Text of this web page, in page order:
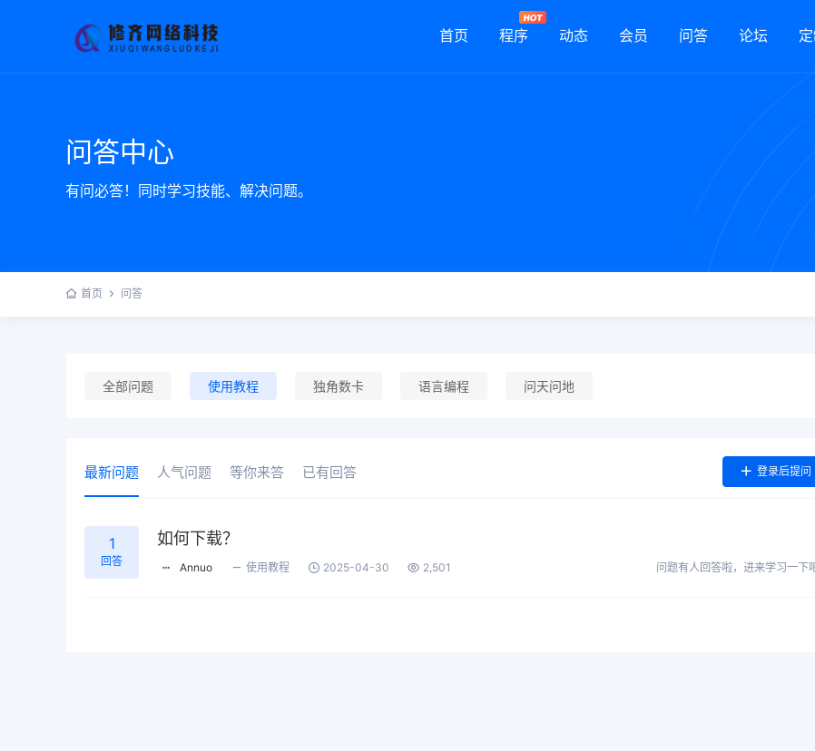
首页 程序 动态 会员 问答 论坛 定
问答中心
有问必答！同时学习技能、解决问题。
首页 问答
全部问题 使用教程 独角数卡 语言编程 问天问地
最新问题 人气问题 等你来答 已有回答 登录后提问
1
回答
如何下载？
Annuo 使用教程 2025-04-30 2,501 问题有人回答啦，进来学习一下